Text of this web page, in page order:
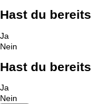
Hast du
Ja
Nein
Hast du
Ja
Nein